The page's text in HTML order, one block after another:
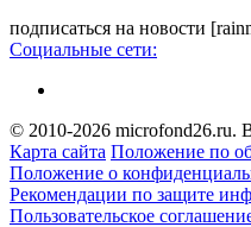
подписаться на новости
Социальные сети:
© 2010-2026 microfond26.ru.
Карта сайта Положение по
Положение о
Рекомендации по защите
Пользовательское